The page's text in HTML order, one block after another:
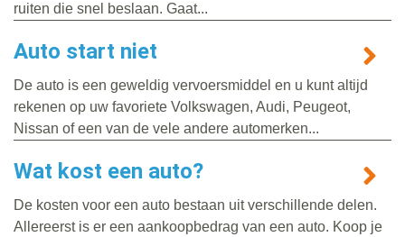
ruiten die snel beslaan. Gaat...
Auto start niet
De auto is een geweldig vervoersmiddel en u kunt altijd
rekenen op uw favoriete Volkswagen, Audi, Peugeot,
Nissan of een van de vele andere automerken...
Wat kost een auto?
De kosten voor een auto bestaan uit verschillende delen.
Allereerst is er een aankoopbedrag van een auto. Koop je